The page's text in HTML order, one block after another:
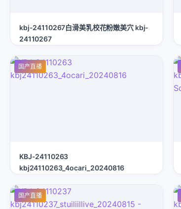
kbj-24110267白滑美乳校花粉嫩美穴 kbj-
24110267
国产直播
KBJ-24110263
kbj24110263_4ocari_20240816
国产直播